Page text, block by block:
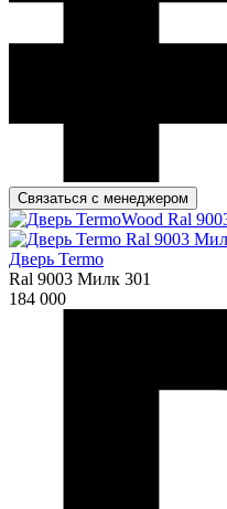
Связаться с менеджером
Дверь Termo
Ral 9003 Милк 301
184 000